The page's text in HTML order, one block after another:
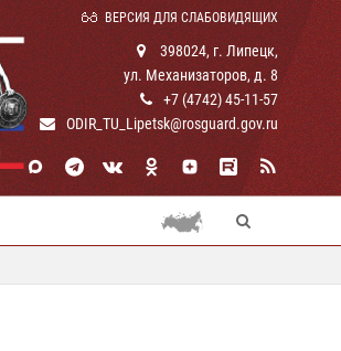
ВЕРСИЯ ДЛЯ СЛАБОВИДЯЩИХ
398024, г. Липецк,
ул. Механизаторов, д. 8
+7 (4742) 45-11-57
ODIR_TU_Lipetsk@rosguard.gov.ru